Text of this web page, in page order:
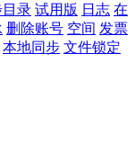
目录 试用版 日志 在
删除账号 空间 发票
本地同步 文件锁定